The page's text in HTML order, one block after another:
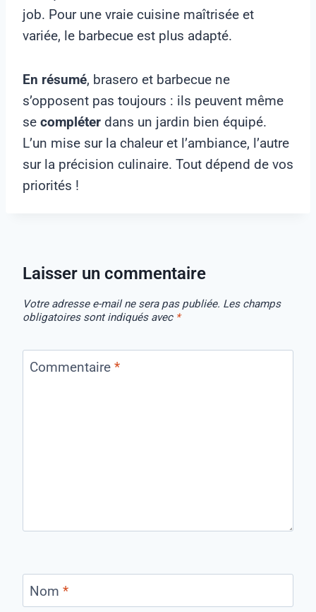
job. Pour une vraie cuisine maîtrisée et
variée, le barbecue est plus adapté.
En résumé, brasero et barbecue ne
s’opposent pas toujours : ils peuvent même
se compléter dans un jardin bien équipé.
L’un mise sur la chaleur et l’ambiance, l’autre
sur la précision culinaire. Tout dépend de vos
priorités !
Laisser un commentaire
Votre adresse e-mail ne sera pas publiée. Les champs
obligatoires sont indiqués avec *
Commentaire *
Nom *